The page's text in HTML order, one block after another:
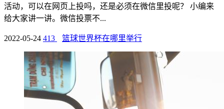
活动，可以在网页上投吗，还是必须在微信里投呢？ 小编来
给大家讲一讲。微信投票不...
2022-05-24 413 篮球世界杯在哪里举行